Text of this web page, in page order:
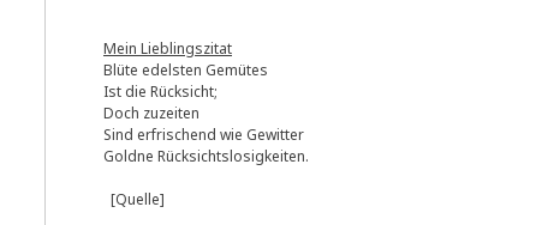
Mein Lieblingszitat
Blüte edelsten Gemütes
Ist die Rücksicht;
Doch zuzeiten
Sind erfrischend wie Gewitter
Goldne Rücksichtslosigkeiten.
[Quelle]